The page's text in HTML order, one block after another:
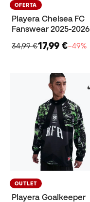
OFERTA
Playera Chelsea FC
Fanswear 2025-2026
34,99 €17,99 €−49%
OUTLET
Playera Goalkeeper